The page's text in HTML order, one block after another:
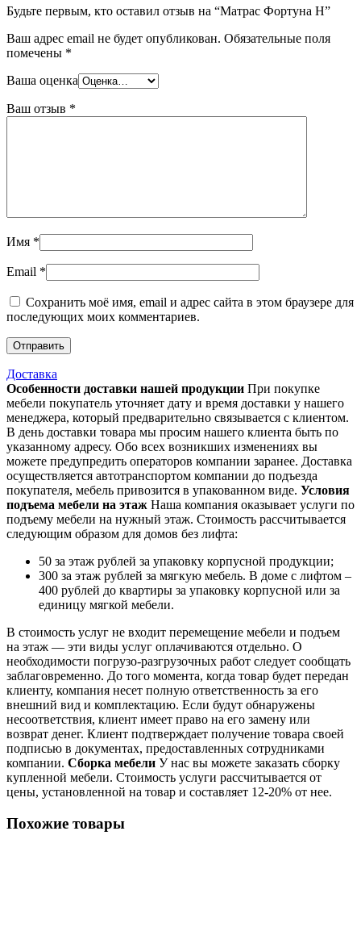
Будьте первым, кто оставил отзыв на “Матрас Фортуна Н”
Ваш адрес email не будет опубликован. Обязательные поля
помечены *
Ваша оценка
Ваш отзыв *
Имя *
Email *
Сохранить моё имя, email и адрес сайта в этом браузере для
последующих моих комментариев.
Доставка
Особенности доставки нашей продукции При покупке
мебели покупатель уточняет дату и время доставки у нашего
менеджера, который предварительно связывается с клиентом.
В день доставки товара мы просим нашего клиента быть по
указанному адресу. Обо всех возникших изменениях вы
можете предупредить операторов компании заранее. Доставка
осуществляется автотранспортом компании до подъезда
покупателя, мебель привозится в упакованном виде. Условия
подъема мебели на этаж Наша компания оказывает услуги по
подъему мебели на нужный этаж. Стоимость рассчитывается
следующим образом для домов без лифта:
50 за этаж рублей за упаковку корпусной продукции;
300 за этаж рублей за мягкую мебель. В доме с лифтом –
400 рублей до квартиры за упаковку корпусной или за
единицу мягкой мебели.
В стоимость услуг не входит перемещение мебели и подъем
на этаж — эти виды услуг оплачиваются отдельно. О
необходимости погрузо-разгрузочных работ следует сообщать
заблаговременно. До того момента, когда товар будет передан
клиенту, компания несет полную ответственность за его
внешний вид и комплектацию. Если будут обнаружены
несоответствия, клиент имеет право на его замену или
возврат денег. Клиент подтверждает получение товара своей
подписью в документах, предоставленных сотрудниками
компании. Сборка мебели У нас вы можете заказать сборку
купленной мебели. Стоимость услуги рассчитывается от
цены, установленной на товар и составляет 12-20% от нее.
Похожие товары